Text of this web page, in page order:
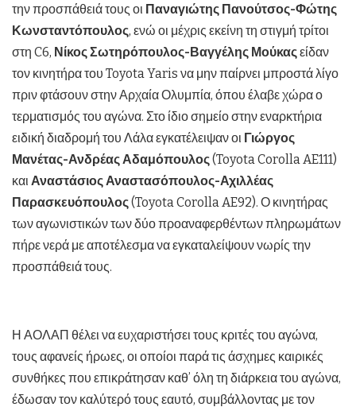
την προσπάθειά τους οι Παναγιώτης Πανούτσος-Φώτης
Κωνσταντόπουλος, ενώ οι μέχρις εκείνη τη στιγμή τρίτοι
στη C6, Νίκος Σωτηρόπουλος-Βαγγέλης Μούκαςείδαν
τον κινητήρα του Toyota Yaris να μην παίρνει μπροστά λίγο
πριν φτάσουν στην Αρχαία Ολυμπία, όπου έλαβε χώρα ο
τερματισμός του αγώνα. Στο ίδιο σημείο στην εναρκτήρια
ειδική διαδρομή του Λάλα εγκατέλειψαν οι Γιώργος
Μανέτας-Ανδρέας Αδαμόπουλος(Toyota Corolla AE111)
και Αναστάσιος Αναστασόπουλος-Αχιλλέας
Παρασκευόπουλος(Toyota Corolla AE92). Ο κινητήρας
των αγωνιστικών των δύο προαναφερθέντων πληρωμάτων
πήρε νερά με αποτέλεσμα να εγκαταλείψουν νωρίς την
προσπάθειά τους.
Η ΑΟΛΑΠ θέλει να ευχαριστήσει τους κριτές του αγώνα,
τους αφανείς ήρωες, οι οποίοι παρά τις άσχημες καιρικές
συνθήκες που επικράτησαν καθ’ όλη τη διάρκεια του αγώνα,
έδωσαν τον καλύτερό τους εαυτό, συμβάλλοντας με τον